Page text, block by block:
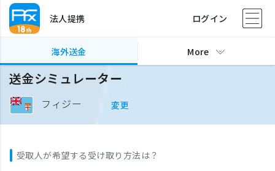
法人提携 ログイン
海外送金 More
送金シミュレーター
フィジー 変更
受取人が希望する受け取り方法は？